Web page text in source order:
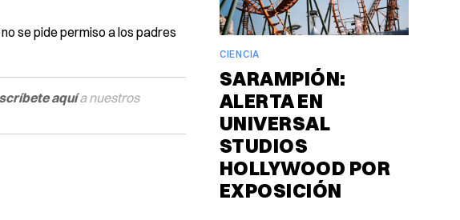
se pide permiso a los padres
aquía nuestros
CIENCIA
SARAMPIÓN:
ALERTA EN
UNIVERSAL
STUDIOS
HOLLYWOOD POR
EXPOSICIÓN